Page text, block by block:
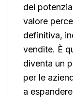
dei
valore
definitiva,
vendite. È
diventa un
per le
a